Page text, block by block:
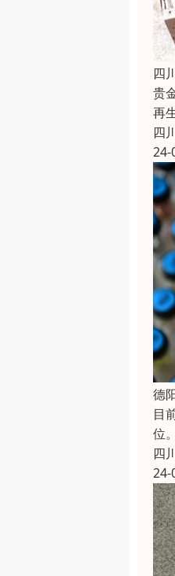
四
贵
再
四
24-
德
目
位
四
24-